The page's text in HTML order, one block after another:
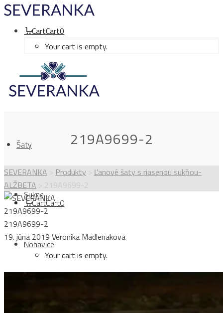
CartCart0
Your cart is empty.
Šaty
Sukne
Nohavice
CartCart0
Your cart is empty.
219A9699-2
SEVERANKA Produkty
Ľanové šaty s riasenou sukňou-
ALŽBETA
219A9699-2
219A9699-2
219A9699-2
19. júna 2019 Veronika Madlenakova